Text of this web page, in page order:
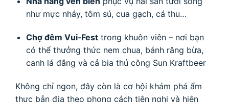
như mực nháy, tôm sú, cua gạch, cá thu…
Chợ đêm Vui‑Festtrong khuôn viên – nơi bạn
có thể thưởng thức nem chua, bánh răng bừa,
canh lá đắng và cả bia thủ công Sun Kraftbeer
Không chỉ ngon, đây còn là cơ hội khám phá ẩm
thực bản địa theo phong cách tiện nghi và hiện